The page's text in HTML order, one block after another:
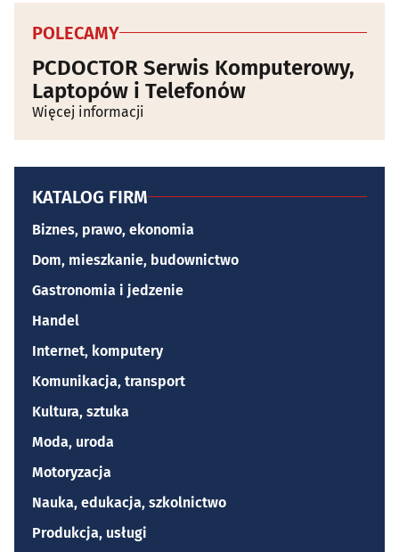
POLECAMY
PCDOCTOR Serwis Komputerowy,
Laptopów i Telefonów
Więcej informacji
KATALOG FIRM
Biznes, prawo, ekonomia
Dom, mieszkanie, budownictwo
Gastronomia i jedzenie
Handel
Internet, komputery
Komunikacja, transport
Kultura, sztuka
Moda, uroda
Motoryzacja
Nauka, edukacja, szkolnictwo
Produkcja, usługi